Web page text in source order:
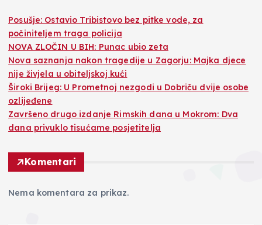
Posušje: Ostavio Tribistovo bez pitke vode, za
počiniteljem traga policija
NOVA ZLOČIN U BIH: Punac ubio zeta
Nova saznanja nakon tragedije u Zagorju: Majka djece
nije živjela u obiteljskoj kući
Široki Brijeg: U Prometnoj nezgodi u Dobriču dvije osobe
ozlijeđene
Završeno drugo izdanje Rimskih dana u Mokrom: Dva
dana privuklo tisućame posjetitelja
Komentari
Nema komentara za prikaz.